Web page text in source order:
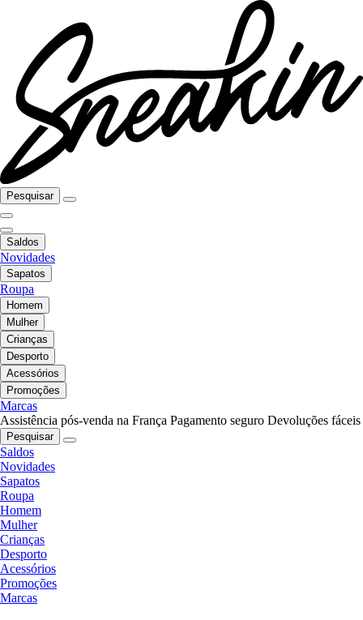
Pesquisar
Saldos
Novidades
Sapatos
Roupa
Homem
Mulher
Crianças
Desporto
Acessórios
Promoções
Marcas
Assistência pós-venda na França Pagamento seguro Devoluções fáceis
Pesquisar
Saldos
Novidades
Sapatos
Roupa
Homem
Mulher
Crianças
Desporto
Acessórios
Promoções
Marcas